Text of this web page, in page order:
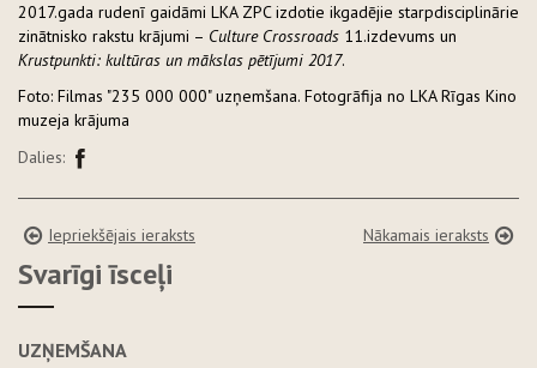
2017.gada rudenī gaidāmi LKA ZPC izdotie ikgadējie starpdisciplinārie
zinātnisko rakstu krājumi – Culture Crossroads 11.izdevums un
Krustpunkti: kultūras un mākslas pētījumi 2017.
Foto: Filmas "235 000 000" uzņemšana. Fotogrāfija no LKA Rīgas Kino
muzeja krājuma
Dalies:
Iepriekšējais ieraksts Nākamais ieraksts
Svarīgi īsceļi
UZŅEMŠANA